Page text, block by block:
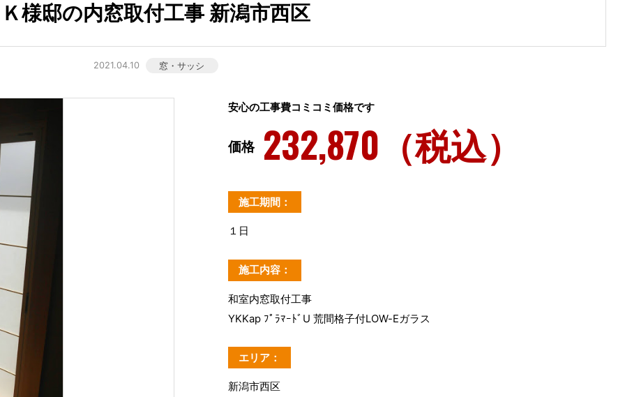
Ｋ様邸の内窓取付工事 新潟市西区
2021.04.10 窓・サッシ
安心の工事費コミコミ価格です
価格 232,870（税込）
施工期間：
１日
施工内容：
和室内窓取付工事
YKKap ﾌﾟﾗﾏｰﾄﾞU 荒間格子付LOW-Eガラス
エリア：
新潟市西区